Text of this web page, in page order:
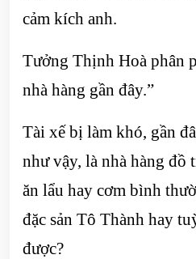
cảm kích anh.
Tưởng Thịnh Hoà phân
nhà hàng gần đây.”
Tài xế bị làm khó, gần
như vậy, là nhà hàng đồ
ăn lẩu hay cơm bình
đặc sản Tô Thành hay
được?